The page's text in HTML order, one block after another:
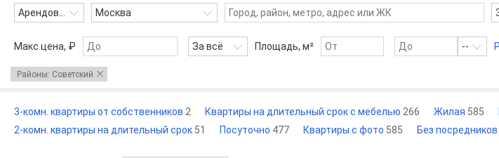
Арендовать Москва
Макс цена, ₽ За всё Площадь, м² --
Районы: Советский
3-комн. квартиры от собственников 2 Квартиры на длительный срок с мебелью 266 Жилая 585
2-комн. квартиры на длительный срок 51 Посуточно 477 Квартиры с фото 585 Без посредников